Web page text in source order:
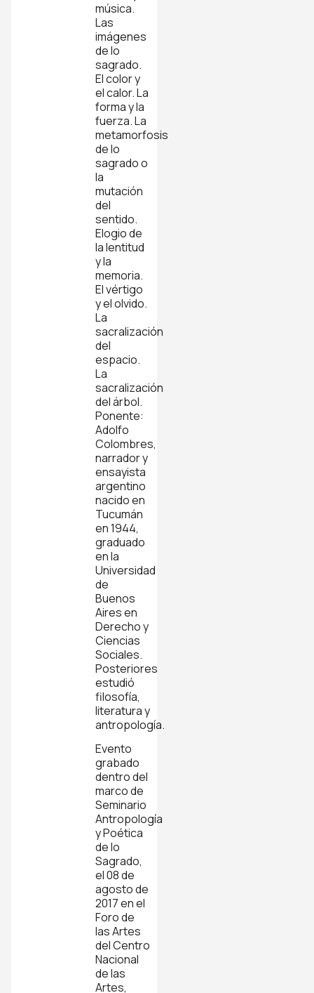
música.
Las
imágenes
de lo
sagrado.
El color y
el calor. La
forma y la
fuerza. La
metamorfosis
de lo
sagrado o
la
mutación
del
sentido.
Elogio de
la lentitud
y la
memoria.
El vértigo
y el olvido.
La
sacralización
del
espacio.
La
sacralización
del árbol.
Ponente:
Adolfo
Colombres,
narrador y
ensayista
argentino
nacido en
Tucumán
en 1944,
graduado
en la
Universidad
de
Buenos
Aires en
Derecho y
Ciencias
Sociales.
Posteriores
estudió
filosofía,
literatura y
antropología.
Evento
grabado
dentro del
marco de
Seminario
Antropología
y Poética
de lo
Sagrado,
el 08 de
agosto de
2017 en el
Foro de
las Artes
del Centro
Nacional
de las
Artes,